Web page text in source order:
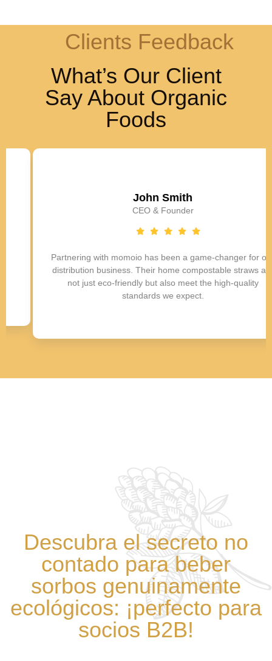
Clients Feedback
What’s Our Client
Say About Organic
Foods
John Smith
CEO & Founder
Partnering with momoio has been a game-changer for our
distribution business. Their home compostable straws are
not just eco-friendly but also meet the high-quality
standards we expect.
Descubra el secreto no
contado para beber
sorbos genuinamente
ecológicos: ¡perfecto para
socios B2B!